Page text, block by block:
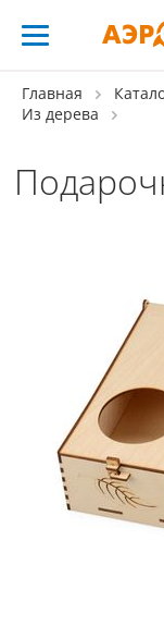
Главная
Из дерева